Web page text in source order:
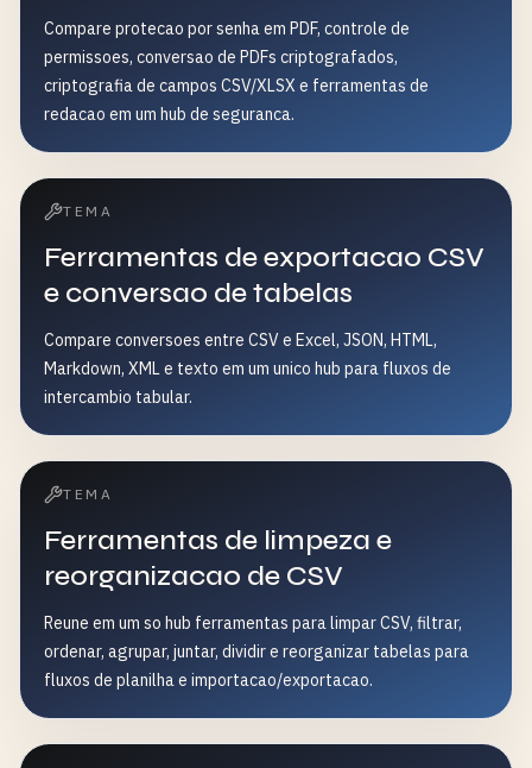
Compare protecao por senha em PDF, controle de
permissoes, conversao de PDFs criptografados,
criptografia de campos CSV/XLSX e ferramentas de
redacao em um hub de seguranca.
TEMA
Ferramentas de exportacao CSV
e conversao de tabelas
Compare conversoes entre CSV e Excel, JSON, HTML,
Markdown, XML e texto em um unico hub para fluxos de
intercambio tabular.
TEMA
Ferramentas de limpeza e
reorganizacao de CSV
Reune em um so hub ferramentas para limpar CSV, filtrar,
ordenar, agrupar, juntar, dividir e reorganizar tabelas para
fluxos de planilha e importacao/exportacao.